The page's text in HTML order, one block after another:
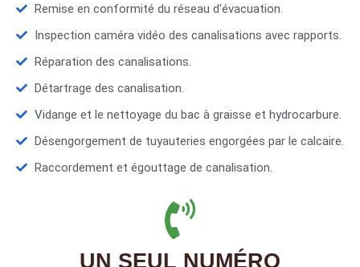
Remise en conformité du réseau d'évacuation.
Inspection caméra vidéo des canalisations avec rapports.
Réparation des canalisations.
Détartrage des canalisation.
Vidange et le nettoyage du bac à graisse et hydrocarbure.
Désengorgement de tuyauteries engorgées par le calcaire.
Raccordement et égouttage de canalisation.
UN SEUL NUMÉRO